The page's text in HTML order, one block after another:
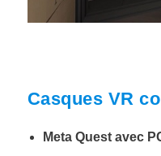
Casques VR
Meta Quest avec